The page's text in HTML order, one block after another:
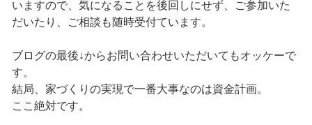
いますので、気になることを後回しにせず、ご参加いた
だいたり、ご相談も随時受付ています。
ブログの最後↓からお問い合わせいただいてもオッケーで
す。
結局、家づくりの実現で一番大事なのは資金計画。
ここ絶対です。